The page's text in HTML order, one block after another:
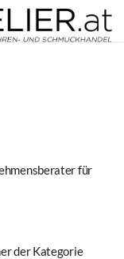
für
der Kategorie